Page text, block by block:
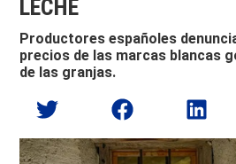
LECHE
Productores españoles
precios de las marcas blancas
de las granjas.